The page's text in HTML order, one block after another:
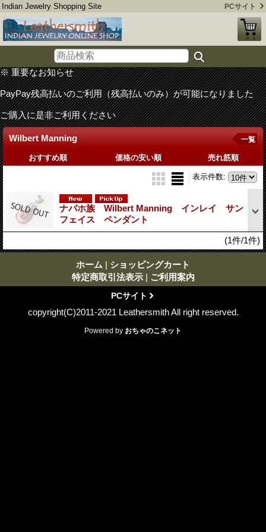
Indian Jewelry Shopping Site PCサイト
※ 重要なお知らせ
PayPay残高払いのご利用（残高払いのみ）が可能になりました
ご購入に是非ご利用ください
Wilbert Manning 一覧
おすすめ順 価格の安い順 売れ筋順
表示件数:
ナバホ族 Wilbert Manning インレイ サン
フェイス ペンダント
(1件/1件)
ホーム | ショッピングカート
特定商取引法表示 | ご利用案内
PCサイト
copyright(C)2011-2021 Leathersmith All right reserved.
Powered by おちゃのこネット